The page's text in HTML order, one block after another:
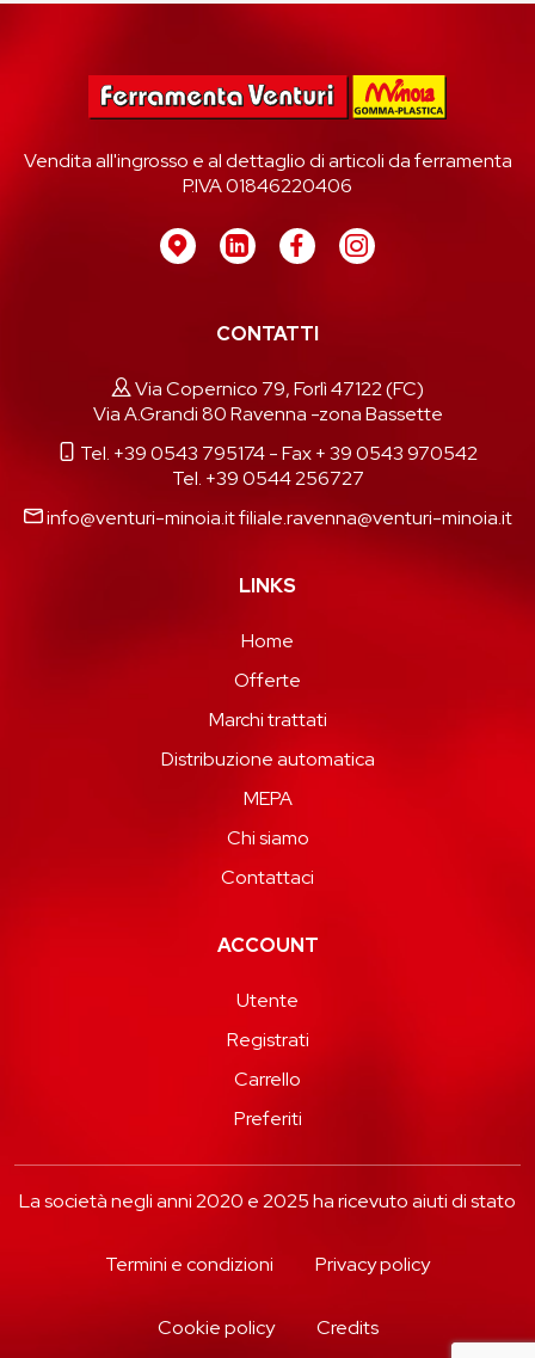
Vendita all'ingrosso e al dettaglio di articoli da ferramenta
P.IVA 01846220406
CONTATTI
Via Copernico 79, Forlì 47122 (FC)
Via A.Grandi 80 Ravenna -zona Bassette
Tel. +39 0543 795174- Fax + 39 0543 970542
Tel. +39 0544 256727
info@venturi-minoia.itfiliale.ravenna@venturi-minoia.it
LINKS
Home
Offerte
Marchi trattati
Distribuzione automatica
MEPA
Chi siamo
Contattaci
ACCOUNT
Utente
Registrati
Carrello
Preferiti
La società negli anni 2020 e 2025 ha ricevuto aiuti di stato
Termini e condizioni Privacy policy
Cookie policy Credits